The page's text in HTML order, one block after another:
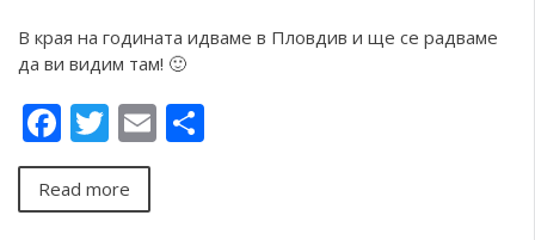
В края на годината идваме в Пловдив и ще се радваме
да ви видим там! 🙂
Facebook
Twitter
Email
Read more